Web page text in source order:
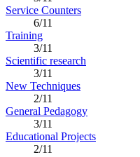
Service Counters
6/11
Training
3/11
Scientific research
3/11
New Techniques
2/11
General Pedagogy
3/11
Educational Projects
2/11